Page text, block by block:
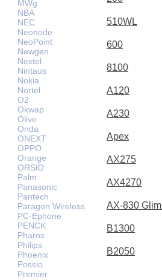
MWg
NBA
NEC
Neonode
NeoPoint
Newgen
Nextel
Nintaus
Nokia
Nortel
O2
Okwap
Olive
Onda
ONEXT
OPPO
Orange
ORSiO
Palm
Panasonic
Pantech
Paragon Wireless
PC-Ephone
PENCK
Pharos
Philips
Phoenix
Possio
Premier
510WL
600
8100
A120
A230
Apex
AX275
AX4270
AX-830
B1300
B2050